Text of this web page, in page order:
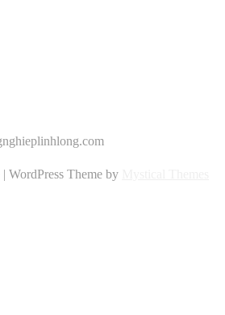
WordPress Theme by